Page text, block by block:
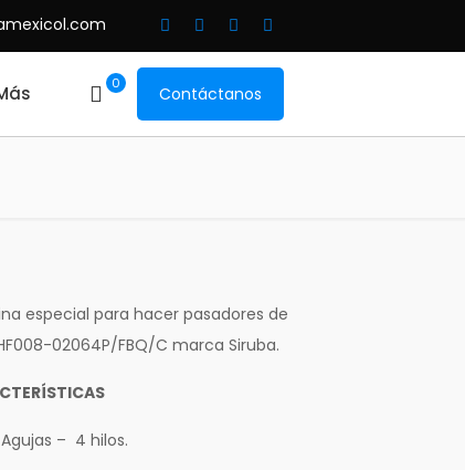
0 Contáctanos
especial para hacer pasadores de
02064P/FBQ/C marca Siruba.
– 4 hilos.